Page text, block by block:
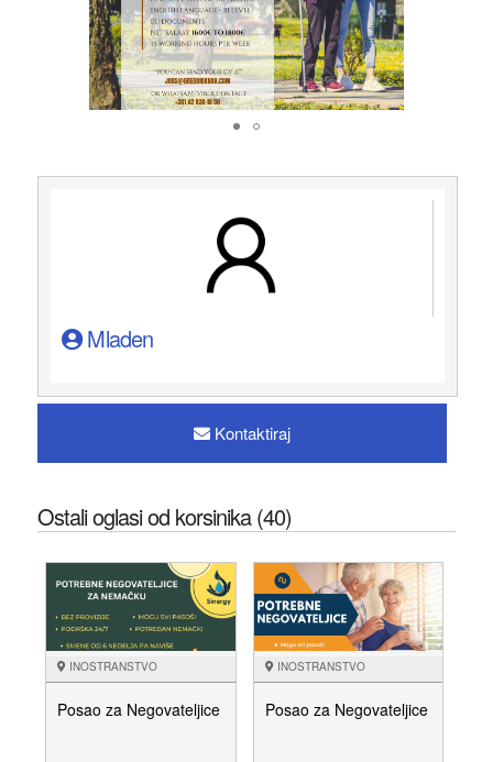
Mladen
Kontaktiraj
Ostali oglasi od korsinika (40)
INOSTRANSTVO
Posao za Negovateljice
INOSTRANSTVO
Posao za Negovateljice